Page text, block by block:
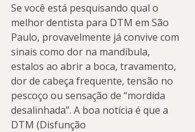
Se você está pesquisando qual o
melhor dentista para DTM em São
Paulo, provavelmente já convive com
sinais como dor na mandíbula,
estalos ao abrir a boca, travamento,
dor de cabeça frequente, tensão no
pescoço ou sensação de “mordida
desalinhada”. A boa notícia é que a
DTM (Disfunção